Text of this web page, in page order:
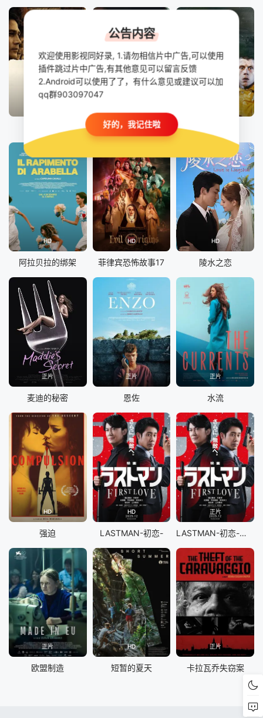
懵懂情欲
HD
阿拉贝拉的绑架
HD
菲律宾恐怖故事17
HD
陵水之恋
正片
麦迪的秘密
正片
恩佐
正片
水流
HD
强迫
HD
LASTMAN-初恋-
正片
LASTMAN-初恋-映画
正片
欧盟制造
HD
短暂的夏天
正片
卡拉瓦乔失窃案
公告内容
欢迎使用影视同好录, 1.请勿相信片中广告,可以使用
插件跳过片中广告,有其他意见可以留言反馈
2.Android可以使用了了，有什么意见或建议可以加
qq群903097047
好的，我记住啦